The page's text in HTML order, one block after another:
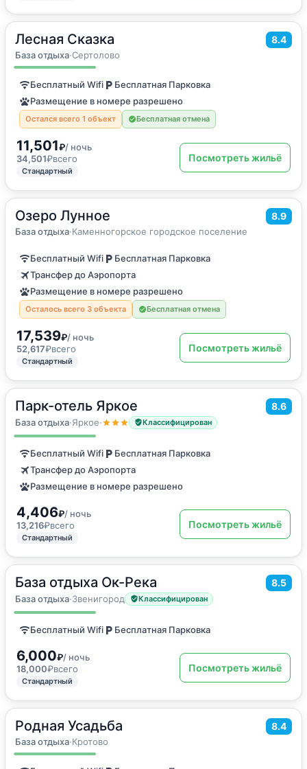
Лесная Сказка 8.4
База отдыха·Сертолово
130м2 ·до 10 гостей
Дом для отпуска
Бесплатный Wifi
Бесплатная Парковка
Размещение в номере разрешено
Остался всего 1 объект Бесплатная отмена
11,501₽/ ночь
34,501₽всего
Стандартный
Посмотреть жильё
Озеро Лунное 8.9
База отдыха·Каменногорское городское поселение
150м ·до 8 гостей
Дом для отпуска
Бесплатный Wifi
Бесплатная Парковка
Трансфер до Аэропорта
Размещение в номере разрешено
Осталось всего 3 объекта Бесплатная отмена
17,539₽/ ночь
52,617₽всего
Стандартный
Посмотреть жильё
Парк-отель Яркое 8.6
База отдыха·Яркое· Классифицирован
22м2·2 гостя
Двухместный номер с 1 кроватью или 2 отдельными кроватями
Бесплатный Wifi
Бесплатная Парковка
Трансфер до Аэропорта
Размещение в номере разрешено
4,406₽/ ночь
13,216₽всего
Стандартный
Посмотреть жильё
База отдыха Ок-Река 8.5
База отдыха·Звенигород Классифицирован
24м2
3 гостя
Двухместный номер с 1 кроватью
Бесплатный Wifi Бесплатная Парковка
6,000₽/ ночь
18,000₽всего
Стандартный
Посмотреть жильё
Родная Усадьба 8.4
База отдыха·Кротово
30м2·4 гостя
Дом для отпуска